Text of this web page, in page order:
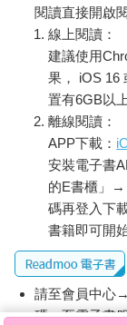
統概念，是借用了
Kahneman）於《
分的「快速思考」
的心智運作上。第
廉・伊克斯（
解能力」相似，
意，這裡的「讀
與行動意圖的行
此建立互動狀態
加深彼此之間的關
遇」 「唯有透過
過這本書，向讀者
與我的心並不同，
體的擁抱，也渴望
閱讀直接開啟閱
線上閱讀：
建議使用
果， iOS 16
置有6GB以
離線閱讀：
APP下載：
安裝電子書
的E書櫃」→
碼再登入下
書籍即可開
請至會員中心
碼』至電子書